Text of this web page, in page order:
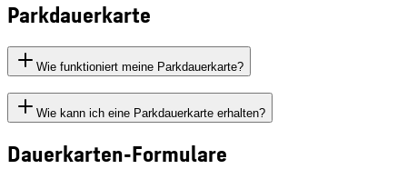
Parkdauerkarte
Wie funktioniert meine Parkdauerkarte?
Wie kann ich eine Parkdauerkarte erhalten?
Dauerkarten-Formulare